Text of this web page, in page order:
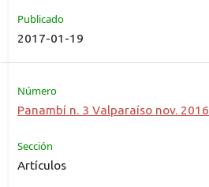
Publicado
2017-01-19
Número
Panambí n. 3 Valparaíso nov. 2016
Sección
Artículos